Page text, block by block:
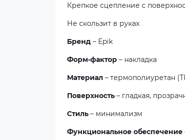
Крепкое сцепление с
Не скользит в руках
Бренд – Epik
Форм-фактор – накладка
Материал – термополиуретан
Поверхность – гладкая,
Стиль – минимализм
Функциональное обеспечение